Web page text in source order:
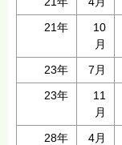
21年
10
月
23年 7月
23年
11
月
28年 4月